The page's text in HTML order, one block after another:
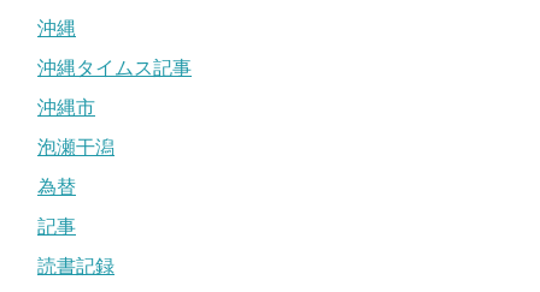
沖縄
沖縄タイムス記事
沖縄市
泡瀬干潟
為替
記事
読書記録